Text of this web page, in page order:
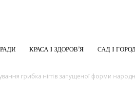
КРАСА І ЗДОРОВ’Я САД І
грибка нігтів запущеної форми